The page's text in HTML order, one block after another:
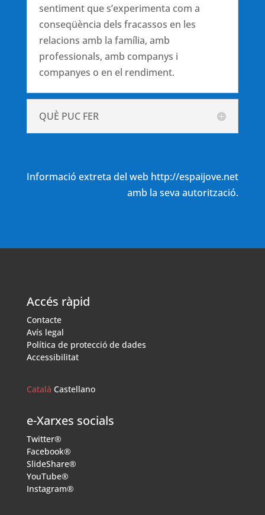
sentiment que s’experimenta com a
conseqüència dels fracassos en les
relacions amb la família, amb
professionals, amb companys i
companyes o en el rendiment.
QUÈ PUC FER
Informació extreta del web http://espaijove.net
amb la seva autorització.
Accés ràpid
Contacte
Avís legal
Política de protecció de dades
Accessibilitat
Català Castellano
e-Xarxes socials
Twitter®
Facebook®
SlideShare®
YouTube®
Instagram®